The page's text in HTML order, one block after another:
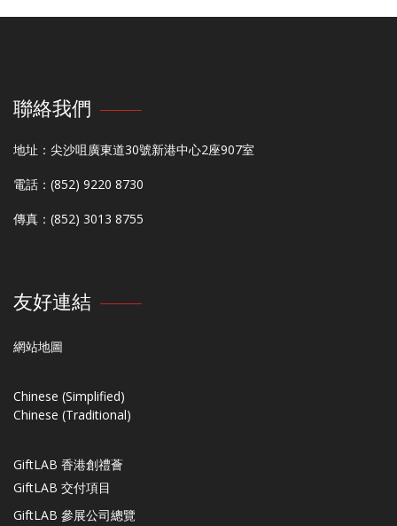
聯絡我們
地址：尖沙咀廣東道30號新港中心2座907室
電話：(852) 9220 8730
傳真：(852) 3013 8755
友好連結
網站地圖
Chinese (Simplified)
Chinese (Traditional)
GiftLAB 香港創禮薈
GiftLAB 交付項目
GiftLAB 參展公司總覽